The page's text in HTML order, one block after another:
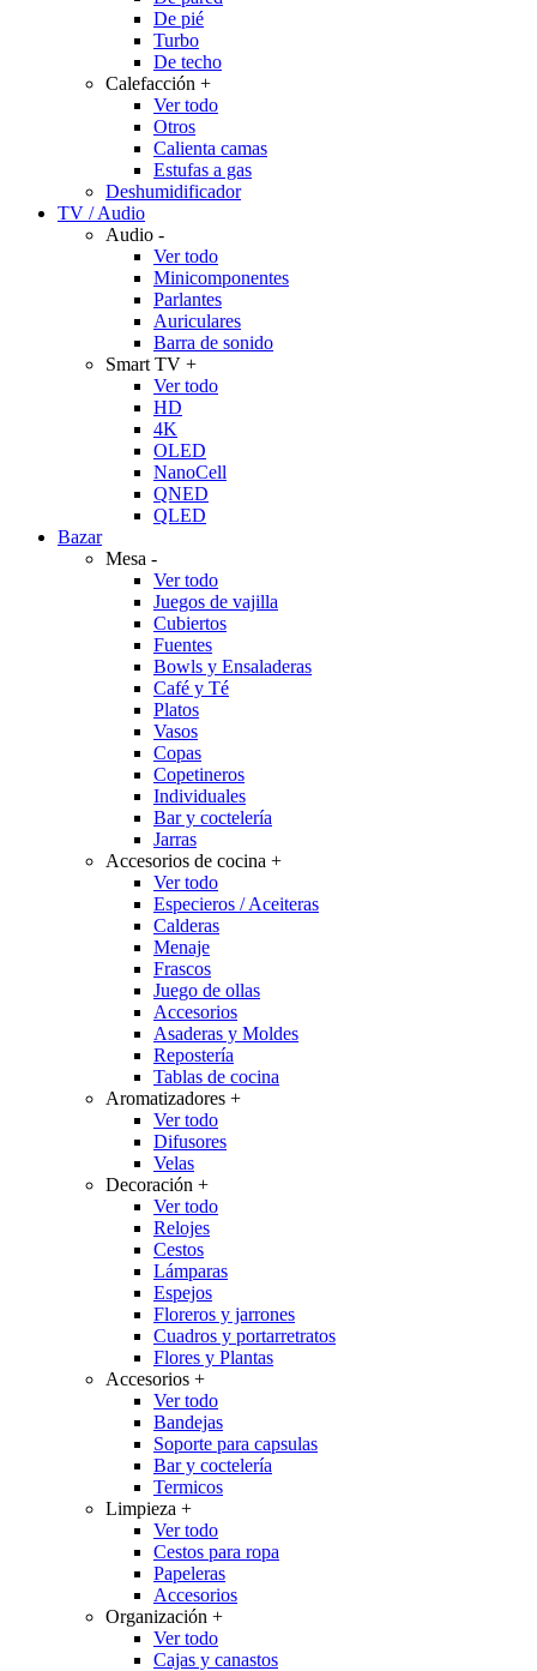
De pié
Turbo
De techo
Calefacción +
Ver todo
Otros
Calienta camas
Estufas a gas
Deshumidificador
TV / Audio
Audio -
Ver todo
Minicomponentes
Parlantes
Auriculares
Barra de sonido
Smart TV +
Ver todo
HD
4K
OLED
NanoCell
QNED
QLED
Bazar
Mesa -
Ver todo
Juegos de vajilla
Cubiertos
Fuentes
Bowls y Ensaladeras
Café y Té
Platos
Vasos
Copas
Copetineros
Individuales
Bar y coctelería
Jarras
Accesorios de cocina +
Ver todo
Especieros / Aceiteras
Calderas
Menaje
Frascos
Juego de ollas
Accesorios
Asaderas y Moldes
Repostería
Tablas de cocina
Aromatizadores +
Ver todo
Difusores
Velas
Decoración +
Ver todo
Relojes
Cestos
Lámparas
Espejos
Floreros y jarrones
Cuadros y portarretratos
Flores y Plantas
Accesorios +
Ver todo
Bandejas
Soporte para capsulas
Bar y coctelería
Termicos
Limpieza +
Ver todo
Cestos para ropa
Papeleras
Accesorios
Organización +
Ver todo
Cajas y canastos